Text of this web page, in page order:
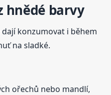
hnědé barvy
konzumovat i během
na sladké.
ořechů nebo mandlí,